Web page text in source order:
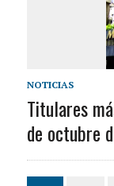
NOTICIAS
Titulares
de octubre